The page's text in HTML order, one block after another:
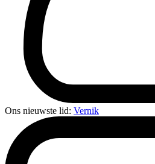
Ons nieuwste lid: Vernik